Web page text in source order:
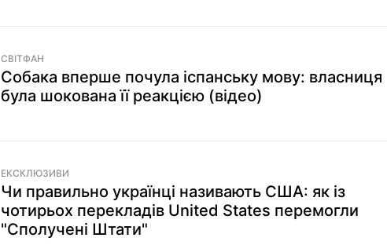
СВІТФАН
Собака вперше почула іспанську мову: власниця
була шокована її реакцією (відео)
ЕКСКЛЮЗИВИ
Чи правильно українці називають США: як із
чотирьох перекладів United States перемогли
"Сполучені Штати"